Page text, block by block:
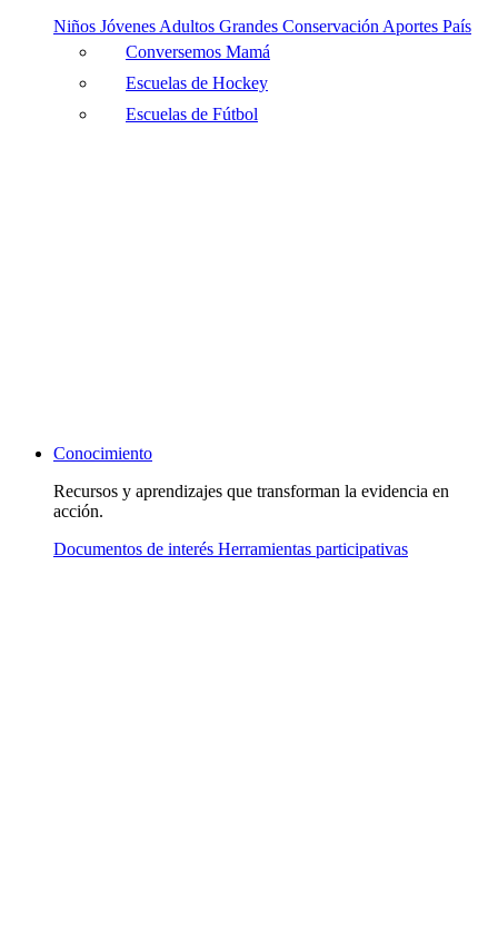
Niños Jóvenes Adultos Grandes Conservación Aportes País
Conversemos Mamá
Escuelas de Hockey
Escuelas de Fútbol
Conocimiento
Recursos y aprendizajes que transforman la evidencia en
acción.
Documentos de interés Herramientas participativas